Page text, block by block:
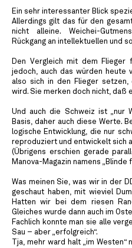
Ein sehr interessanter Blick
Allerdings gilt das für den
nicht alleine. Weichei-
Rückgang an intellektuellen und
Den Vergleich mit dem Flieger
jedoch, auch das würden heute
also sich in den Flieger
wird. Sie merken doch nicht, daß
Und auch die Schweiz ist „nur
Basis, daher auch diese Werte.
logische Entwicklung, die nur
reproduziert und entwickelt sich
(Übrigens erschien gerade
Manova-Magazin namens „Blinde
Was meinen Sie, was wir in der
geschaut haben, mit wieviel
Hatten wir bei dem riesen
Gleiches wurde dann auch im
Fachlich konnte man sie alle
Sau – aber „erfolgreich“.
Tja, mehr ward halt „im Westen“